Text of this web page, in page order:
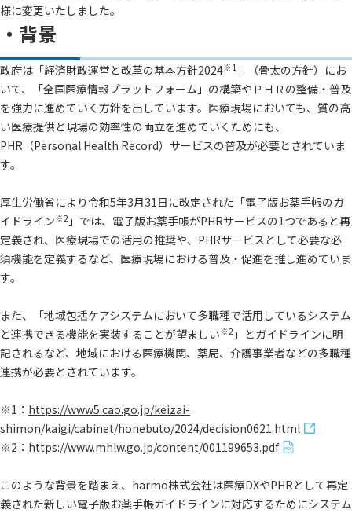
様に変更いたしました。
・背景
政府は「経済財政運営と改革の基本方針2024※1 」（骨太の方針）にお
いて、「全国医療情報プラットフォーム」の構築やＰＨＲの整備・普及
を強力に進めていく方針を出しています。医療現場においても、質の高
い医療提供と現場の効率性の両立を進めていくためにも、
PHR（Personal Health Record）サービスの普及が必要とされていま
す。
厚生労働省により令和5年3月31日に改定された「電子版お薬手帳のガ
イドライン※2 」では、電子版お薬手帳がPHRサービスの1つであると再
定義され、医療現場での活用の推奨や、PHRサービスとして必要な必
須機能を定義するなど、医療現場における普及・促進を推し進めていま
す。
また、「地域包括ケアシステムにおいて多職種で活用しているシステム
と連携できる機能を実装することが望ましい※2 」とガイドラインに明
記されるなど、地域における医療機関、薬局、介護事業者などの多職種
連携が必要とされています。
※1： https://www5.cao.go.jp/keizai-
shimon/kaigi/cabinet/honebuto/2024/decision0621.html
※2： https://www.mhlw.go.jp/content/001199653.pdf
このような背景を踏まえ、harmo株式会社は医療DXやPHRとして再定
義された新しい電子版お薬手帳ガイドラインに対応するためにシステム